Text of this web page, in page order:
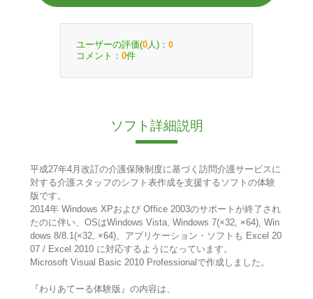
ユーザーの評価(0 人)： 0
コメント： 0件
ソフト詳細説明
平成27年4月改訂の介護保険制度に基づく訪問介護サービスに
対する介護スタッフのシフト表作成を支援するソフトの体験
版です。
2014年 Windows XPおよび Office 2003のサポートが終了され
たのに伴い、OSはWindows Vista, Windows 7(×32, ×64), Win
dows 8/8.1(×32, ×64)、アプリケーション・ソフトも Excel 20
07 / Excel 2010 に対応するようになっています。
Microsoft Visual Basic 2010 Professionalで作成しました。
『わりあてーる体験版』の内容は、